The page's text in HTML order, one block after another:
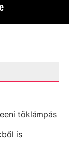
töklámpás
is